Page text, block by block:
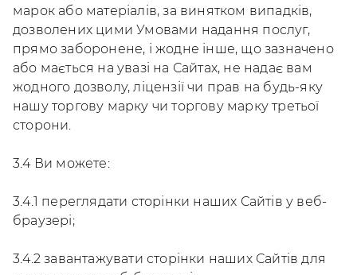
марок або матеріалів, за винятком випадків,
дозволених цими Умовами надання послуг,
прямо заборонене, і жодне інше, що зазначено
або мається на увазі на Сайтах, не надає вам
жодного дозволу, ліцензії чи прав на будь-яку
нашу торгову марку чи торгову марку третьої
сторони.
3.4 Ви можете:
3.4.1 переглядати сторінки наших Сайтів у веб-
браузері;
3.4.2 завантажувати сторінки наших Сайтів для